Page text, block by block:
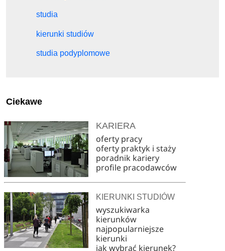
studia
kierunki studiów
studia podyplomowe
Ciekawe
KARIERA
oferty pracy
oferty praktyk i staży
poradnik kariery
profile pracodawców
KIERUNKI STUDIÓW
wyszukiwarka
kierunków
najpopularniejsze
kierunki
jak wybrać kierunek?